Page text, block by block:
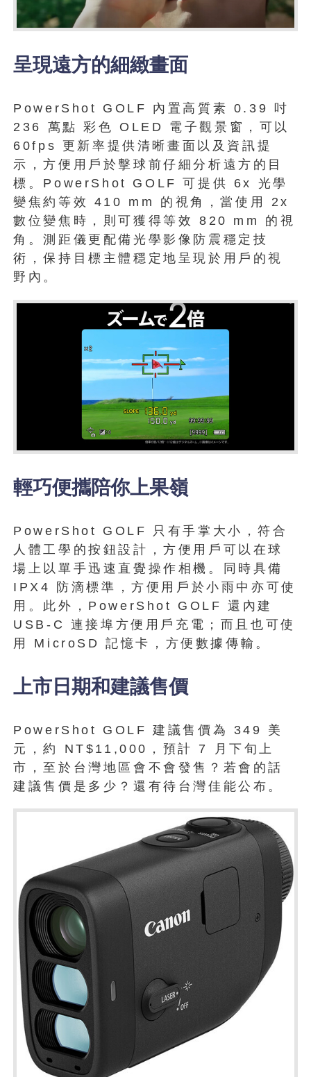
呈現遠方的細緻畫面
PowerShot GOLF 內置高質素 0.39 吋
236 萬點 彩色 OLED 電子觀景窗，可以
60fps 更新率提供清晰畫面以及資訊提
示，方便用戶於擊球前仔細分析遠方的目
標。PowerShot GOLF 可提供 6x 光學
變焦約等效 410 mm 的視角，當使用 2x
數位變焦時，則可獲得等效 820 mm 的視
角。測距儀更配備光學影像防震穩定技
術，保持目標主體穩定地呈現於用戶的視
野內。
輕巧便攜陪你上果嶺
PowerShot GOLF 只有手掌大小，符合
人體工學的按鈕設計，方便用戶可以在球
場上以單手迅速直覺操作相機。同時具備
IPX4 防滴標準，方便用戶於小雨中亦可使
用。此外，PowerShot GOLF 還內建
USB-C 連接埠方便用戶充電；而且也可使
用 MicroSD 記憶卡，方便數據傳輸。
上市日期和建議售價
PowerShot GOLF 建議售價為 349 美
元，約 NT$11,000，預計 7 月下旬上
市，至於台灣地區會不會發售？若會的話
建議售價是多少？還有待台灣佳能公布。